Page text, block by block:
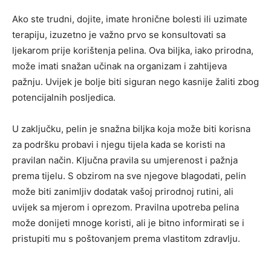
Ako ste trudni, dojite, imate hronične bolesti ili uzimate
terapiju, izuzetno je važno prvo se konsultovati sa
ljekarom prije korištenja pelina. Ova biljka, iako prirodna,
može imati snažan učinak na organizam i zahtijeva
pažnju. Uvijek je bolje biti siguran nego kasnije žaliti zbog
potencijalnih posljedica.
U zaključku, pelin je snažna biljka koja može biti korisna
za podršku probavi i njegu tijela kada se koristi na
pravilan način. Ključna pravila su umjerenost i pažnja
prema tijelu. S obzirom na sve njegove blagodati, pelin
može biti zanimljiv dodatak vašoj prirodnoj rutini, ali
uvijek sa mjerom i oprezom. Pravilna upotreba pelina
može donijeti mnoge koristi, ali je bitno informirati se i
pristupiti mu s poštovanjem prema vlastitom zdravlju.